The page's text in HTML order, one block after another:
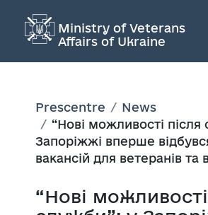
Ministry of Veterans
Affairs of Ukraine
Prescentre
News
“Нові можливості після
Запоріжжі вперше
вакансій для ветеранів та
“Нові